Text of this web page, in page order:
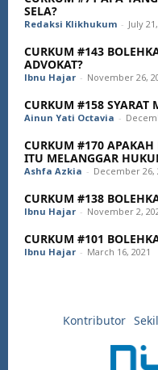
SELA?
Redaksi Klikhukum - July
CURKUM #143
ADVOKAT?
Ibnu Hajar - November 26,
CURKUM #158 SYARAT
Ainun Yati Octavia -
CURKUM #170 APAKAH
ITU MELANGGAR
Ashfa Azkia - December 26,
CURKUM #138
Ibnu Hajar - November 2,
CURKUM #101
Ibnu Hajar - March 16, 2021
Kontributor